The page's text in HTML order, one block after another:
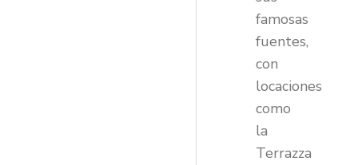
famosas
fuentes,
con
locaciones
como
la
Terrazza